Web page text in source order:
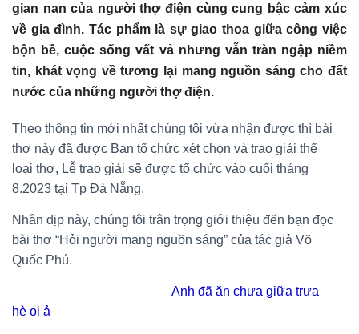
gian nan của người thợ điện cùng cung bậc cảm xúc
về gia đình. Tác phẩm là sự giao thoa giữa công việc
bộn bề, cuộc sống vất vả nhưng vẫn tràn ngập niềm
tin, khát vọng về tương lại mang nguồn sáng cho đất
nước của những người thợ điện.
Theo thông tin mới nhất chúng tôi vừa nhận được thì bài
thơ này đã được Ban tổ chức xét chọn và trao giải thể
loại thơ, Lễ trao giải sẽ được tổ chức vào cuối tháng
8.2023 tại Tp Đà Nẵng.
Nhân dịp này, chúng tôi trân trọng giới thiệu đến bạn đọc
bài thơ “Hỏi người mang nguồn sáng” của tác giả Võ
Quốc Phú.
Anh đã ăn chưa giữa trưa
hè oi ả